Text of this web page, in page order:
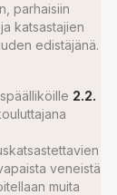
parhaisiin
katsastajien
edistäjänä.
2.2.
veneistä
muita